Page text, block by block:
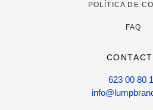
POLÍTICA DE
FAQ
623 00 80